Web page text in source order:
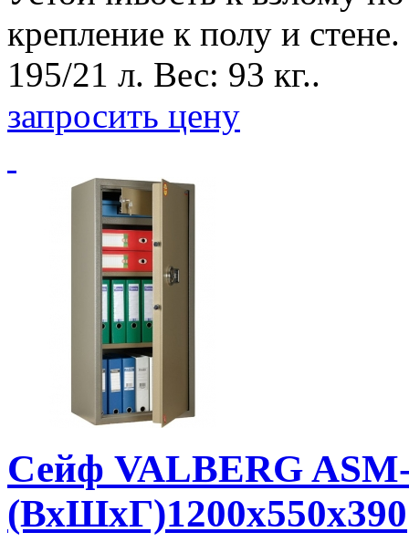
крепление к полу и
195/21 л. Вес: 93 кг..
запросить цену
Сейф VALBERG
(ВхШхГ)1200x550x390